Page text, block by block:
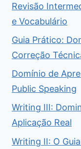
Revisão
e Vocabulário
Guia Prático:
Correção
Domínio de
Public Speaking
Writing III:
Aplicação Real
Writing II: O